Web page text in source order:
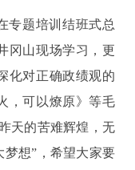
专题培训结班式总
冈山现场学习，更
化对正确政绩观的
，可以燎原》等毛
天的苦难辉煌，无
想”，希望大家要